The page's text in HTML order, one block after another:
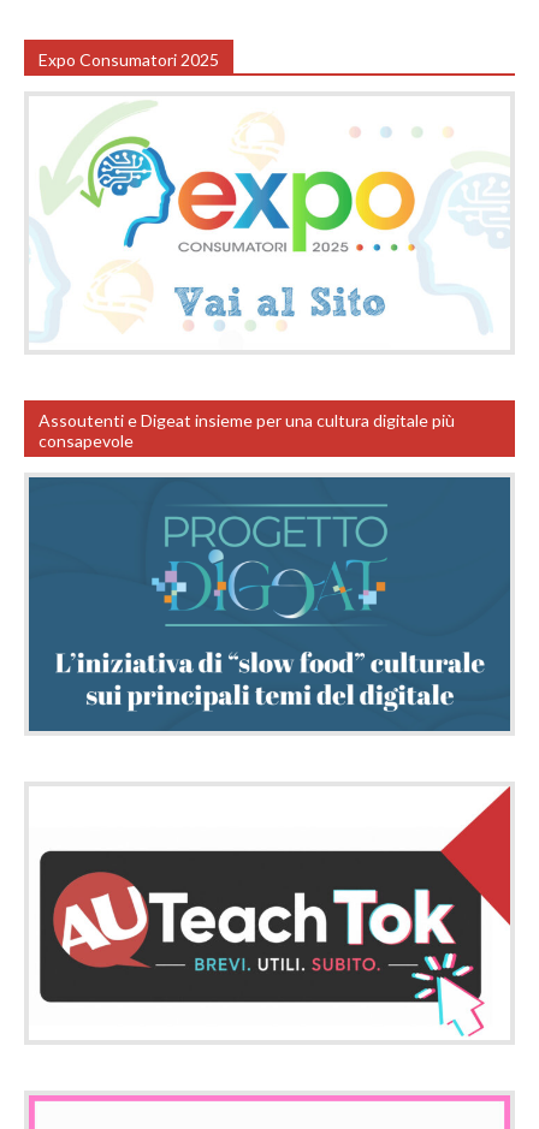
Expo Consumatori 2025
Assoutenti e Digeat insieme per una cultura digitale più
consapevole